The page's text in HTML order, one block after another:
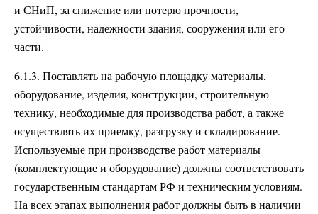
и СНиП, за снижение или потерю прочности,
устойчивости, надежности здания, сооружения или его
части.
6.1.3. Поставлять на рабочую площадку материалы,
оборудование, изделия, конструкции, строительную
технику, необходимые для производства работ, а также
осуществлять их приемку, разгрузку и складирование.
Используемые при производстве работ материалы
(комплектующие и оборудование) должны соответствовать
государственным стандартам РФ и техническим условиям.
На всех этапах выполнения работ должны быть в наличии